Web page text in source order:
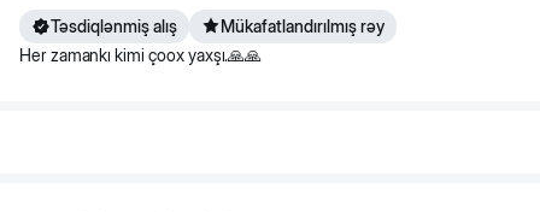
Təsdiqlənmiş alış
Mükafatlandırılmış rəy
Her zamankı kimi çoox yaxşı.🙏🙏